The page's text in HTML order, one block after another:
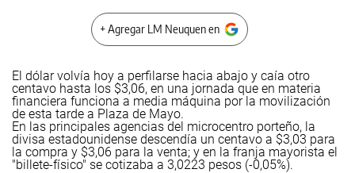
+ Agregar LM Neuquen en
El dólar volvía hoy a perfilarse hacia abajo y caía otro
centavo hasta los $3,06, en una jornada que en materia
financiera funciona a media máquina por la movilización
de esta tarde a Plaza de Mayo.
En las principales agencias del microcentro porteño, la
divisa estadounidense descendía un centavo a $3,03 para
la compra y $3,06 para la venta; y en la franja mayorista el
"billete-físico" se cotizaba a 3,0223 pesos (-0,05%).